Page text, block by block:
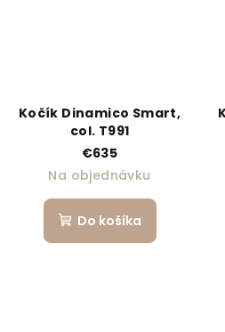
Kočík Dinamico Smart,
col. T991
€635
Na objednávku
Do košíka